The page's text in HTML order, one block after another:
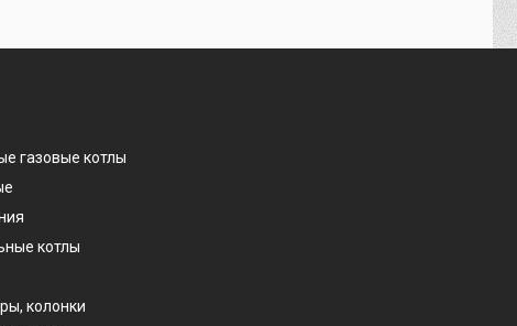
газовые котлы
котлы
колонки